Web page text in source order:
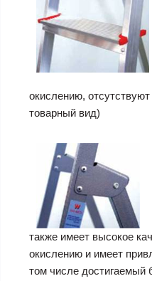
окислению,
товарный вид)
также имеет высокое
окислению и имеет
том числе достигаемый